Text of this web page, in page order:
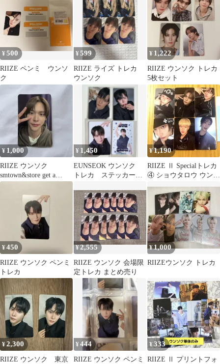
¥500
RIIZE ペンミ ウンソ
ク
¥599
RIIZE ライズ トレカ
ウンソク
¥ 1,222
RIIZE ウンソク トレカ
5枚セット
¥ 1,000
RIIZE ウンソク
smtown&store get a
guitar トレカ
¥ 1,450
EUNSEOK ウンソク
トレカ ステッカー
¥1,190
RIIZE Ⅱ Specialトレカ
④ ショウタロウ ウンソ
¥450
RIIZE ウンソク ペンミ
トレカ
¥2,555
RIIZE ウンソク 会場限
定トレカ まとめ売り
¥1,000
RIIZEウンソク トレカ
¥2,300
RIIZE ウンソク 東京
¥444
RIIZE ウンソク ペンミ
¥333
RIIZE Ⅱ プリントフォ